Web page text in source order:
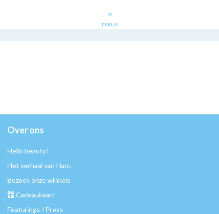
TERUG
Over ons
Hello beauty!
Het verhaal van Haru
Bezoek onze winkels
Cadeaukaart
Featurings / Press